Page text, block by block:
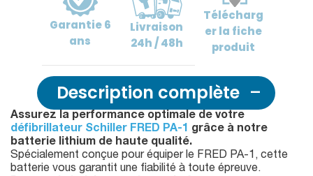
Garantie6
ans
Livraison
24h / 48h
Télécharg
erla fiche
produit
Description complète
Assurez la performance optimale de votre
défibrillateur Schiller FRED PA-1 grâce à notre
batterie lithium de haute qualité.
Spécialement conçue pour équiper le FRED PA-1, cette
batterie vous garantit une fiabilité à toute épreuve.